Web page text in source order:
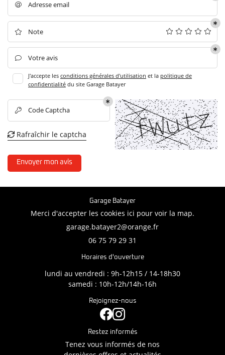
 Adresse email
 Note
 Votre avis
J'accepte les conditions générales d'utilisation et la politique de
confidentialité du site Garage Batayer
 Code Captcha
 Rafraîchir le captcha
Envoyer mon avis
Garage Batayer
Merci d'accepter les cookies ici pour voir la map.
06 75 79 29 31
Horaires d'ouverture
lundi au vendredi : 9h-12h15 / 14-18h30
samedi : 10h-12h/14h-16h
Rejoignez-nous
Restez informés
Tenez vous informés de nos